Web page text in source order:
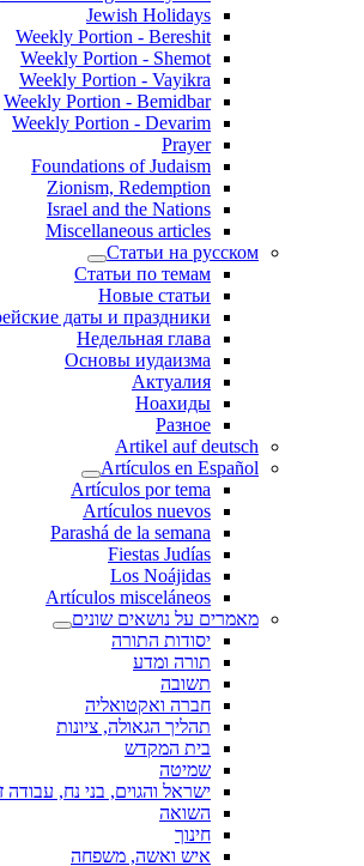
Jewish Holidays
Weekly Portion - Bereshit
Weekly Portion - Shemot
Weekly Portion - Vayikra
Weekly Portion - Bemidbar
Weekly Portion - Devarim
Prayer
Foundations of Judaism
Zionism, Redemption
Israel and the Nations
Miscellaneous articles
Статьи на русском
Статьи по темам
Новые статьи
даты и праздники
Недельная глава
Основы иудаизма
Актуалия
Ноахиды
Разное
Artikel auf deutsch
Artículos en Español
Artículos por tema
Artículos nuevos
Parashá de la semana
Fiestas Judías
Los Noájidas
Artículos misceláneos
מאמרים על נושאים שונים
יסודות התורה
תורה ומדע
תשובה
חברה ואקטואליה
תהליך הגאולה, ציונות
בית המקדש
שמיטה
ישראל והגוים, בני נח, עבודה
השואה
חינוך
איש ואשה, משפחה